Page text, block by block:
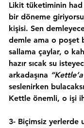
Likit tüketiminin had
bir döneme
kişisi. Sen
demle ama o poşet
sallama çaylar, o
hazır sıcak su
arkadaşına
seslenirken
Kettle önemli, o işi
3- Biçimsiz yerlerde